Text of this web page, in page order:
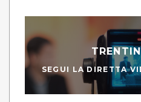
SEGUI LA DIRETTA